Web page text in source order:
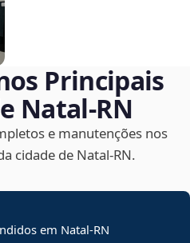
Principais
Natal‑RN
e manutenções nos
cidade de Natal‑RN.
em Natal-RN